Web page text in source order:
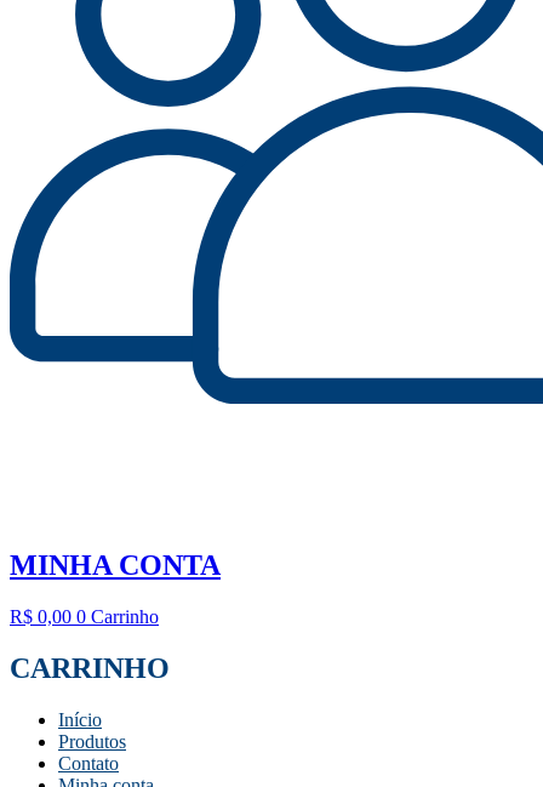
MINHA CONTA
R$ 0,00 0 Carrinho
CARRINHO
Início
Produtos
Contato